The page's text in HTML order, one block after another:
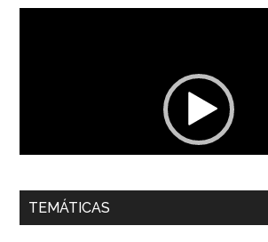
00:00
Dra. Carolina Corcho Mejía,Presidenta
TEMÁTICAS